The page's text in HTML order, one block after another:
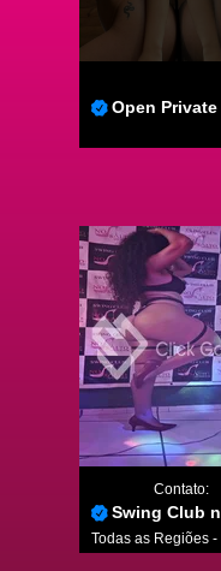
Open Private
Contato:
Swing Club
Todas as Regiões -